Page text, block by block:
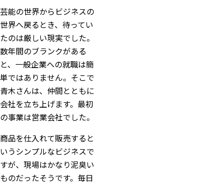
芸能の世界からビジネスの
世界へ戻るとき、待ってい
たのは厳しい現実でした。
数年間のブランクがある
と、一般企業への就職は簡
単ではありません。そこで
青木さんは、仲間とともに
会社を立ち上げます。最初
の事業は営業会社でした。
商品を仕入れて販売すると
いうシンプルなビジネスで
すが、現場はかなり泥臭い
ものだったそうです。毎日